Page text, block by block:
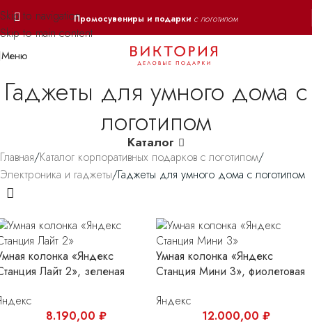
Skip to navigation
Skip to main content
Промосувениры и подарки с логотипом
Меню
Гаджеты для умного дома с
логотипом
Каталог
Главная Каталог корпоративных подарков с логотипом
Электроника и гаджеты Гаджеты для умного дома с логотипом
колонка «Яндекс
Лайт 2», зеленая
8.190,00 ₽
Умная колонка «Яндекс
Станция Мини 3», фиолетовая
Яндекс
12.000,00 ₽